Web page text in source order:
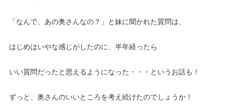
「なんで、あの奥さんなの？」と妹に聞かれた質問は、
はじめはいやな感じがしたのに、半年経ったら
いい質問だったと思えるようになった・・・というお話も！
ずっと、奥さんのいいところを考え続けたのでしょうか！